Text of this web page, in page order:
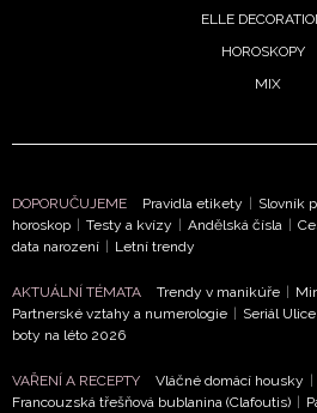
ELLE
HOROSKOPY
MIX
DOPORUČUJEME Pravidla etikety | Slovník
horoskop | Testy a kvízy | Andělská čísla |
data narození | Letní trendy
AKTUÁLNÍ TÉMATA Trendy v manikúře |
Partnerské vztahy a numerologie | Seriál Ulice
boty na léto 2026
VAŘENÍ A RECEPTY Vláčné domácí housky |
Francouzská třešňová bublanina (Clafoutis) |